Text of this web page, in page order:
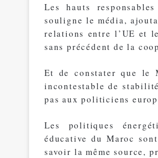
Les hauts
souligne le média,
relations entre l’UE et
sans précédent de la
Et de constater que le
incontestable de
pas aux politiciens
Les politiques
éducative du Maroc
savoir la même source,